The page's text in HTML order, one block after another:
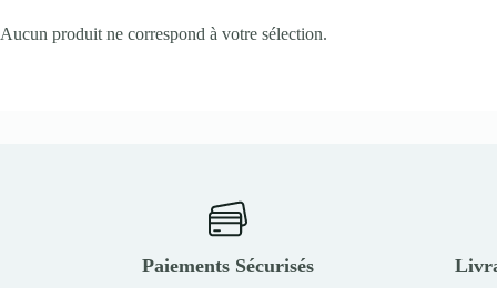
Aucun produit ne correspond à votre sélection.
Paiements Sécurisés